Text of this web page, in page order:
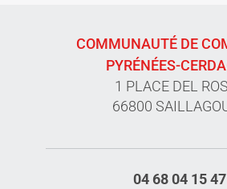
COMMUNAUTÉ DE
PYRÉNÉES-
1 PLACE DEL
66800
04 68 04 15 47